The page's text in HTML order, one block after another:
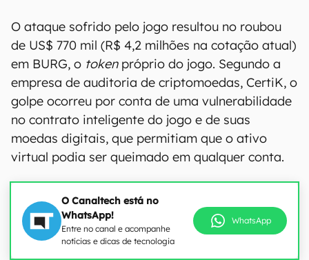
O ataque sofrido pelo jogo resultou no roubou
de US$ 770 mil (R$ 4,2 milhões na cotação atual)
em BURG, o tokenpróprio do jogo. Segundo a
empresa de auditoria de criptomoedas, CertiK, o
golpe ocorreu por conta de uma vulnerabilidade
no contrato inteligente do jogo e de suas
moedas digitais, que permitiam que o ativo
virtual podia ser queimado em qualquer conta.
O Canaltech está no
WhatsApp!
Entre no canal e acompanhe
notícias e dicas de tecnologia
WhatsApp